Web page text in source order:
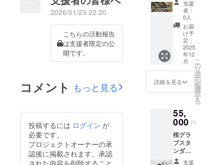
先日お伝えさせて頂き
ました通り、当初の予
定地は先方の考えのも
と使用不可になってし
まったため、代替地を
重点的に探しておりま
らない状態が続いてお
ります。先日1件良さ
そうな倉庫が空きまし
たので現地に内覧に
2026/01/23 22:20
こちらの活動報告
は支援者限定の公
開です。
コメント もっと見る
投稿するには ログイン が
必要です。
プロジェクトオーナーの承
認後に掲載されます。承認
ギュ
ラータ
イプ1本
ショー
トタイ
プA1
本）＋
ステッ
カー2枚
（50m
m×50m
支援
者：
0人
お届
け予
定：
2025
年12
月
詳細を見る
こ
の
リ
タ
ー
ン
を
選
択
す
る
55,
000 円
桜グラ
ブスタ
ンダー
ドオー
支援